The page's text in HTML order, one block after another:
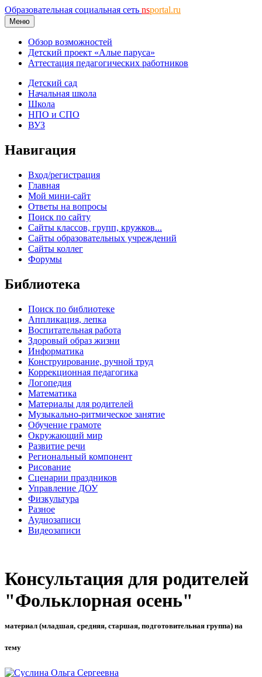
Образовательная социальная сеть nsportal.ru
Меню
Обзор возможностей
Детский проект «Алые паруса»
Аттестация педагогических работников
Детский сад
Начальная школа
Школа
НПО и СПО
ВУЗ
Навигация
Вход/регистрация
Главная
Мой мини-сайт
Ответы на вопросы
Поиск по сайту
Сайты классов, групп, кружков...
Сайты образовательных учреждений
Сайты коллег
Форумы
Библиотека
Поиск по библиотеке
Аппликация, лепка
Воспитательная работа
Здоровый образ жизни
Информатика
Конструирование, ручной труд
Коррекционная педагогика
Логопедия
Математика
Материалы для родителей
Музыкально-ритмическое занятие
Обучение грамоте
Окружающий мир
Развитие речи
Региональный компонент
Рисование
Сценарии праздников
Управление ДОУ
Физкультура
Разное
Аудиозаписи
Видеозаписи
Консультация для родителей
"Фольклорная осень"
материал (младшая, средняя, старшая, подготовительная группа) на
тему